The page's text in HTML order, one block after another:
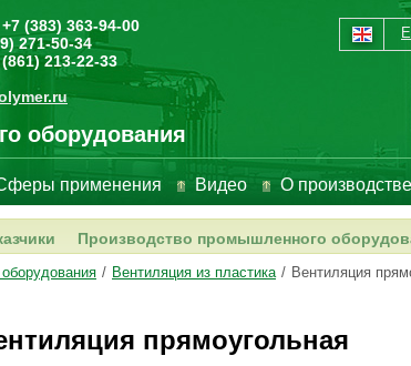
+7 (383) 363-94-00
271-50-34
213-22-33
оборудования
применения Видео О производстве
Производство промышленного
/ Вентиляция из пластика / Вентиляция
прямоугольная